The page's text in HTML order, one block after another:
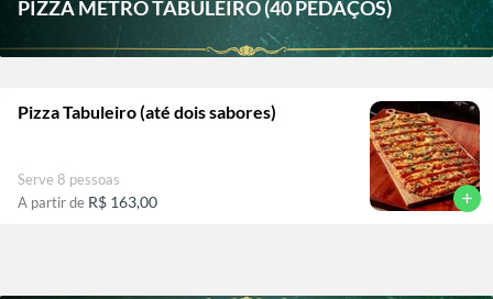
PIZZA METRO TABULEIRO (40 PEDAÇOS)
Pizza Tabuleiro (até dois sabores)
Serve 8 pessoas
A partir de R$ 163,00 add